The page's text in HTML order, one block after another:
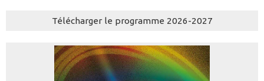
Télécharger le programme 2026-2027